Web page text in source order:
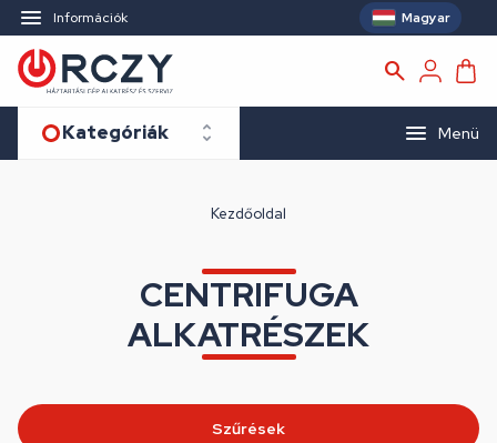
Információk Magyar
Kategóriák Menü
Kezdőoldal
CENTRIFUGA
ALKATRÉSZEK
Szűrések